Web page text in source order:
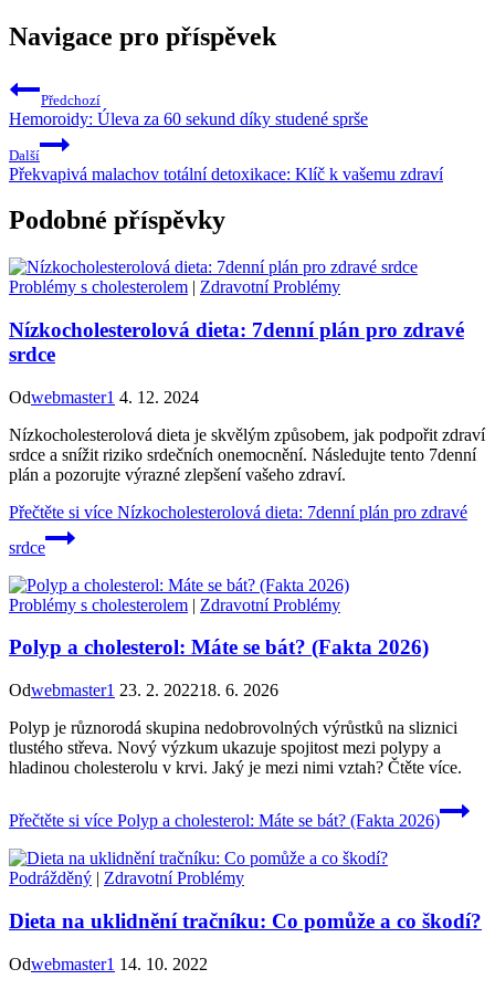
Navigace pro příspěvek
Předchozí
Hemoroidy: Úleva za 60 sekund díky studené sprše
Další
Překvapivá malachov totální detoxikace: Klíč k vašemu zdraví
Podobné příspěvky
Problémy s cholesterolem | Zdravotní Problémy
Nízkocholesterolová dieta: 7denní plán pro zdravé
srdce
Odwebmaster1 4. 12. 2024
Nízkocholesterolová dieta je skvělým způsobem, jak podpořit zdraví
srdce a snížit riziko srdečních onemocnění. Následujte tento 7denní
plán a pozorujte výrazné zlepšení vašeho zdraví.
Přečtěte si více Nízkocholesterolová dieta: 7denní plán pro zdravé
srdce
Problémy s cholesterolem | Zdravotní Problémy
Polyp a cholesterol: Máte se bát? (Fakta 2026)
Odwebmaster1 23. 2. 202218. 6. 2026
Polyp je různorodá skupina nedobrovolných výrůstků na sliznici
tlustého střeva. Nový výzkum ukazuje spojitost mezi polypy a
hladinou cholesterolu v krvi. Jaký je mezi nimi vztah? Čtěte více.
Přečtěte si více Polyp a cholesterol: Máte se bát? (Fakta 2026)
Podrážděný | Zdravotní Problémy
Dieta na uklidnění tračníku: Co pomůže a co škodí?
Odwebmaster1 14. 10. 2022